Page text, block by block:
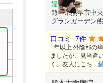
婦人科
熊本県熊本市中
グランガーデン
口コミ: 7件
1年以上 外陰部の
ましたが、見当違
く、友人にこち...